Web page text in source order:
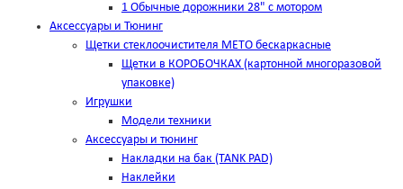
1 Обычные дорожники 28" с мотором
Аксессуары и Тюнинг
Щетки стеклоочистителя METO бескаркасные
Щетки в КОРОБОЧКАХ (картонной многоразовой
упаковке)
Игрушки
Модели техники
Аксессуары и тюнинг
Накладки на бак (TANK PAD)
Наклейки